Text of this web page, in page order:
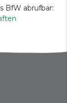
BfW abrufbar: